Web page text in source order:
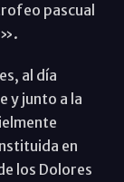
pascual
al día
y junto a la
en
los Dolores